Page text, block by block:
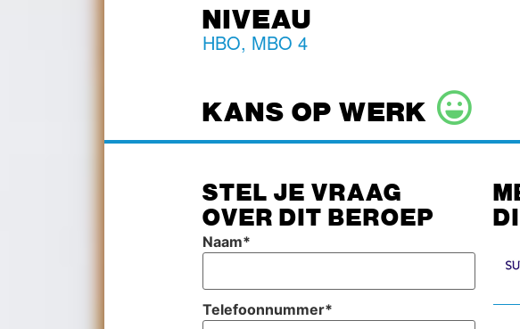
NIVEAU
HBO, MBO 4
KANS OP WERK
STEL JE VRAAG
OVER DIT BEROEP
Naam*
Telefoonnummer*